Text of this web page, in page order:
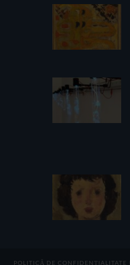
POLITICĂ DE CONFIDENȚIALITATE